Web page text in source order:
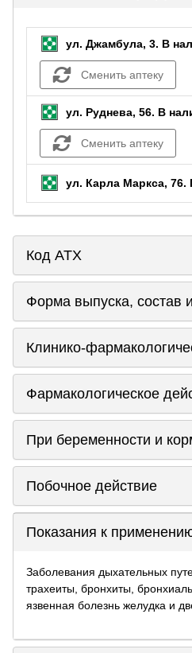
ул. Джамбула, 3. В
Сменить аптеку
ул. Руднева, 56. В
Сменить аптеку
ул. Карла Маркса, 76.
Код ATX
Форма выпуска, состав
Клинико-
Фармакологическое
При беременности и
Побочное действие
Показания к
Заболевания дыхательных
трахеиты, бронхиты,
язвенная болезнь желудка и